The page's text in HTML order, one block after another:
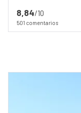
8,84/10
501 comentarios